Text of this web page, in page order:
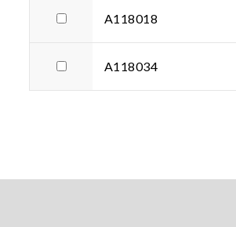
A118018
A118034